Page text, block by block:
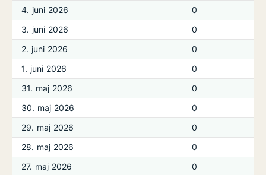
4. juni 2026
0
3. juni 2026
0
2. juni 2026
0
1. juni 2026
0
31. maj 2026
0
30. maj 2026
0
29. maj 2026
0
28. maj 2026
0
27. maj 2026
0